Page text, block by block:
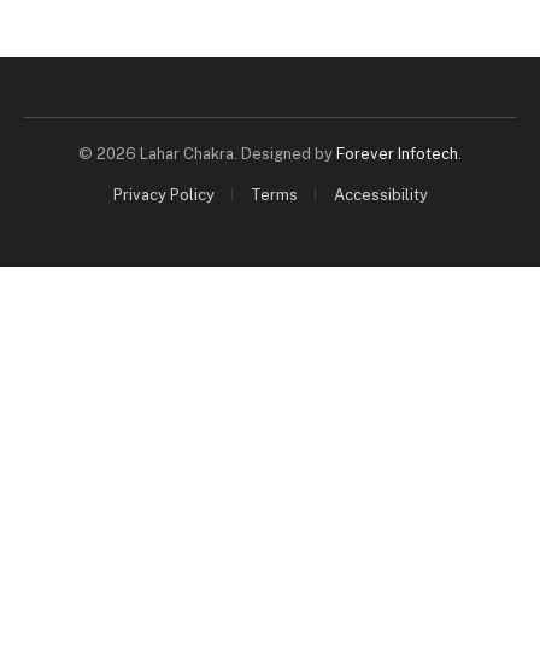
© 2026 Lahar Chakra. Designed by Forever Infotech
Privacy Policy Terms Accessibility